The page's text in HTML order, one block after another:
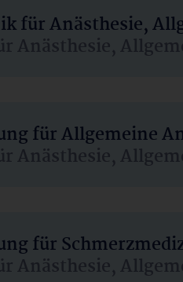
für Anästhesie,
Anästhesie,
für Allgemeine
Anästhesie,
für
Anästhesie,